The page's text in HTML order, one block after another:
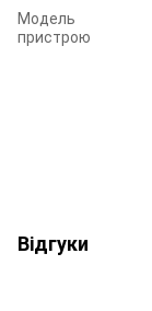
Модель
пристрою
Відгуки